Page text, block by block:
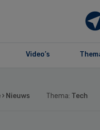
Video’s
› Nieuws Thema: Tech